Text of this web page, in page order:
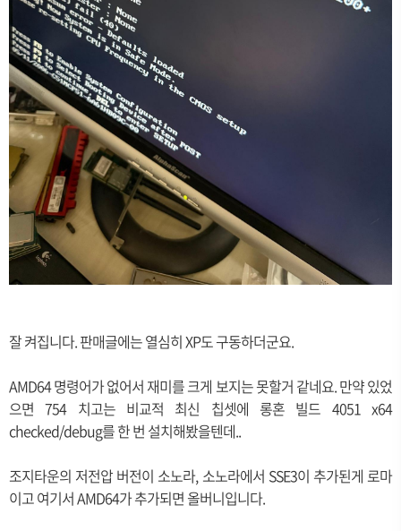
잘 켜집니다. 판매글에는 열심히 XP도 구동하더군요.
AMD64 명령어가 없어서 재미를 크게 보지는 못할거 같네요. 만약 있었
으면 754 치고는 비교적 최신 칩셋에 롱혼 빌드 4051 x64
checked/debug를 한 번 설치해봤을텐데..
조지타운의 저전압 버전이 소노라, 소노라에서 SSE3이 추가된게 로마
이고 여기서 AMD64가 추가되면 올버니입니다.